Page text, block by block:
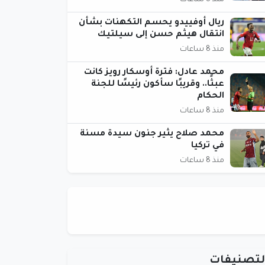
ريال أوفييدو يحسم التكهنات بشأن
انتقال هيثم حسن إلى سيلتيك
منذ 8 ساعات
محمد عادل: فترة أوسكار رويز كانت
عبثًا.. وقريبًا سأكون رئيسًا للجنة
الحكام
منذ 8 ساعات
محمد صلاح يثير جنون سيدة مسنة
في تركيا
منذ 8 ساعات